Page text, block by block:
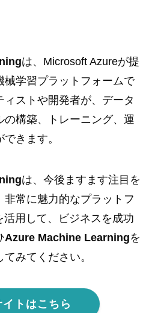
は、Microsoft Azureが提
械学習プラットフォームで
ストや開発者が、データ
の構築、トレーニング、運
きます。
は、今後ますます注目を
常に魅力的なプラットフ
活用して、ビジネスを成功
Azure Machine Learningを
みてください。
トはこちら